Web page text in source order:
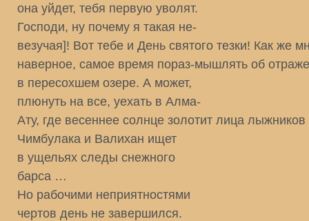
она уйдет, тебя первую уволят.
Господи, ну почему я такая не-
везучая]! Вот тебе и День святого тезки! Как же
наверное, самое время пораз-мышлять об
в пересохшем озере. А может,
плюнуть на все, уехать в Алма-
Ату, где весеннее солнце золотит лица лыжников
Чимбулака и Валихан ищет
в ущельях следы снежного
барса …
Но рабочими неприятностями
чертов день не завершился.